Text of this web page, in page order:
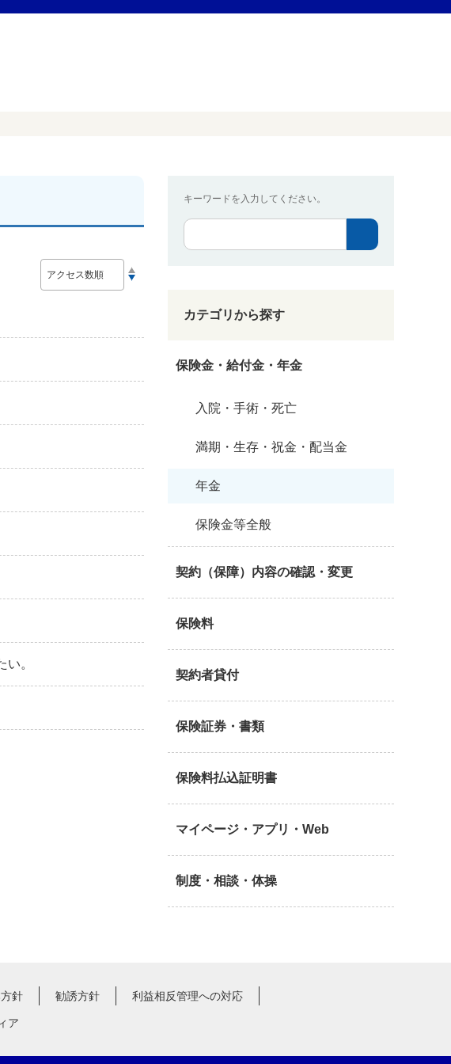
キーワードを入力してください。
カテゴリから探す
保険金・給付金・年金
入院・手術・死亡
満期・生存・祝金・配当金
年金
保険金等全般
契約（保障）内容の確認・変更
保険料
契約者貸付
保険証券・書類
保険料払込証明書
マイページ・アプリ・Web
制度・相談・体操
。
針 勧誘方針 利益相反管理への対応
ア